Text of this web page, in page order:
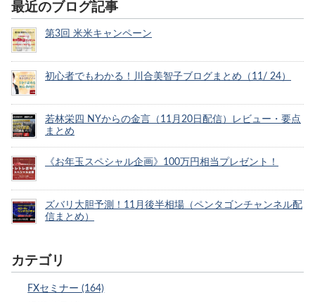
最近のブログ記事
第3回 米米キャンペーン
初心者でもわかる！川合美智子ブログまとめ（11/ 24）
若林栄四 NYからの金言（11月20日配信）レビュー・要点
まとめ
《お年玉スペシャル企画》100万円相当プレゼント！
ズバリ大胆予測！11月後半相場（ペンタゴンチャンネル配
信まとめ）
カテゴリ
FXセミナー (164)